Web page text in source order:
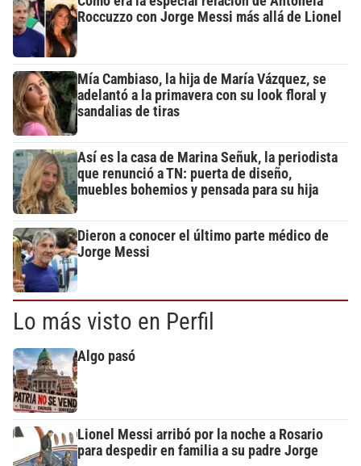
Roccuzzo con Jorge Messi más allá de Lionel
Mía Cambiaso, la hija de María Vázquez, se
adelantó a la primavera con su look floral y
sandalias de tiras
Así es la casa de Marina Señuk, la periodista
que renunció a TN: puerta de diseño,
muebles bohemios y pensada para su hija
Dieron a conocer el último parte médico de
Jorge Messi
Lo más visto en Perfil
Algo pasó
Lionel Messi arribó por la noche a Rosario
para despedir en familia a su padre Jorge